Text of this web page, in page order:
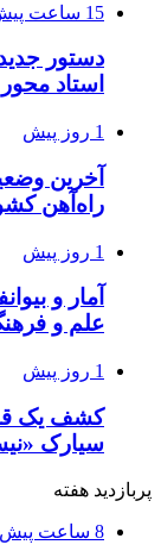
15 ساعت پیش
دستور
استاد
1 روز پیش
آخرین
راه‌آهن
1 روز پیش
آمار و
علم و
1 روز پیش
کشف یک
سیارک
پربازدید هفته
8 ساعت پیش